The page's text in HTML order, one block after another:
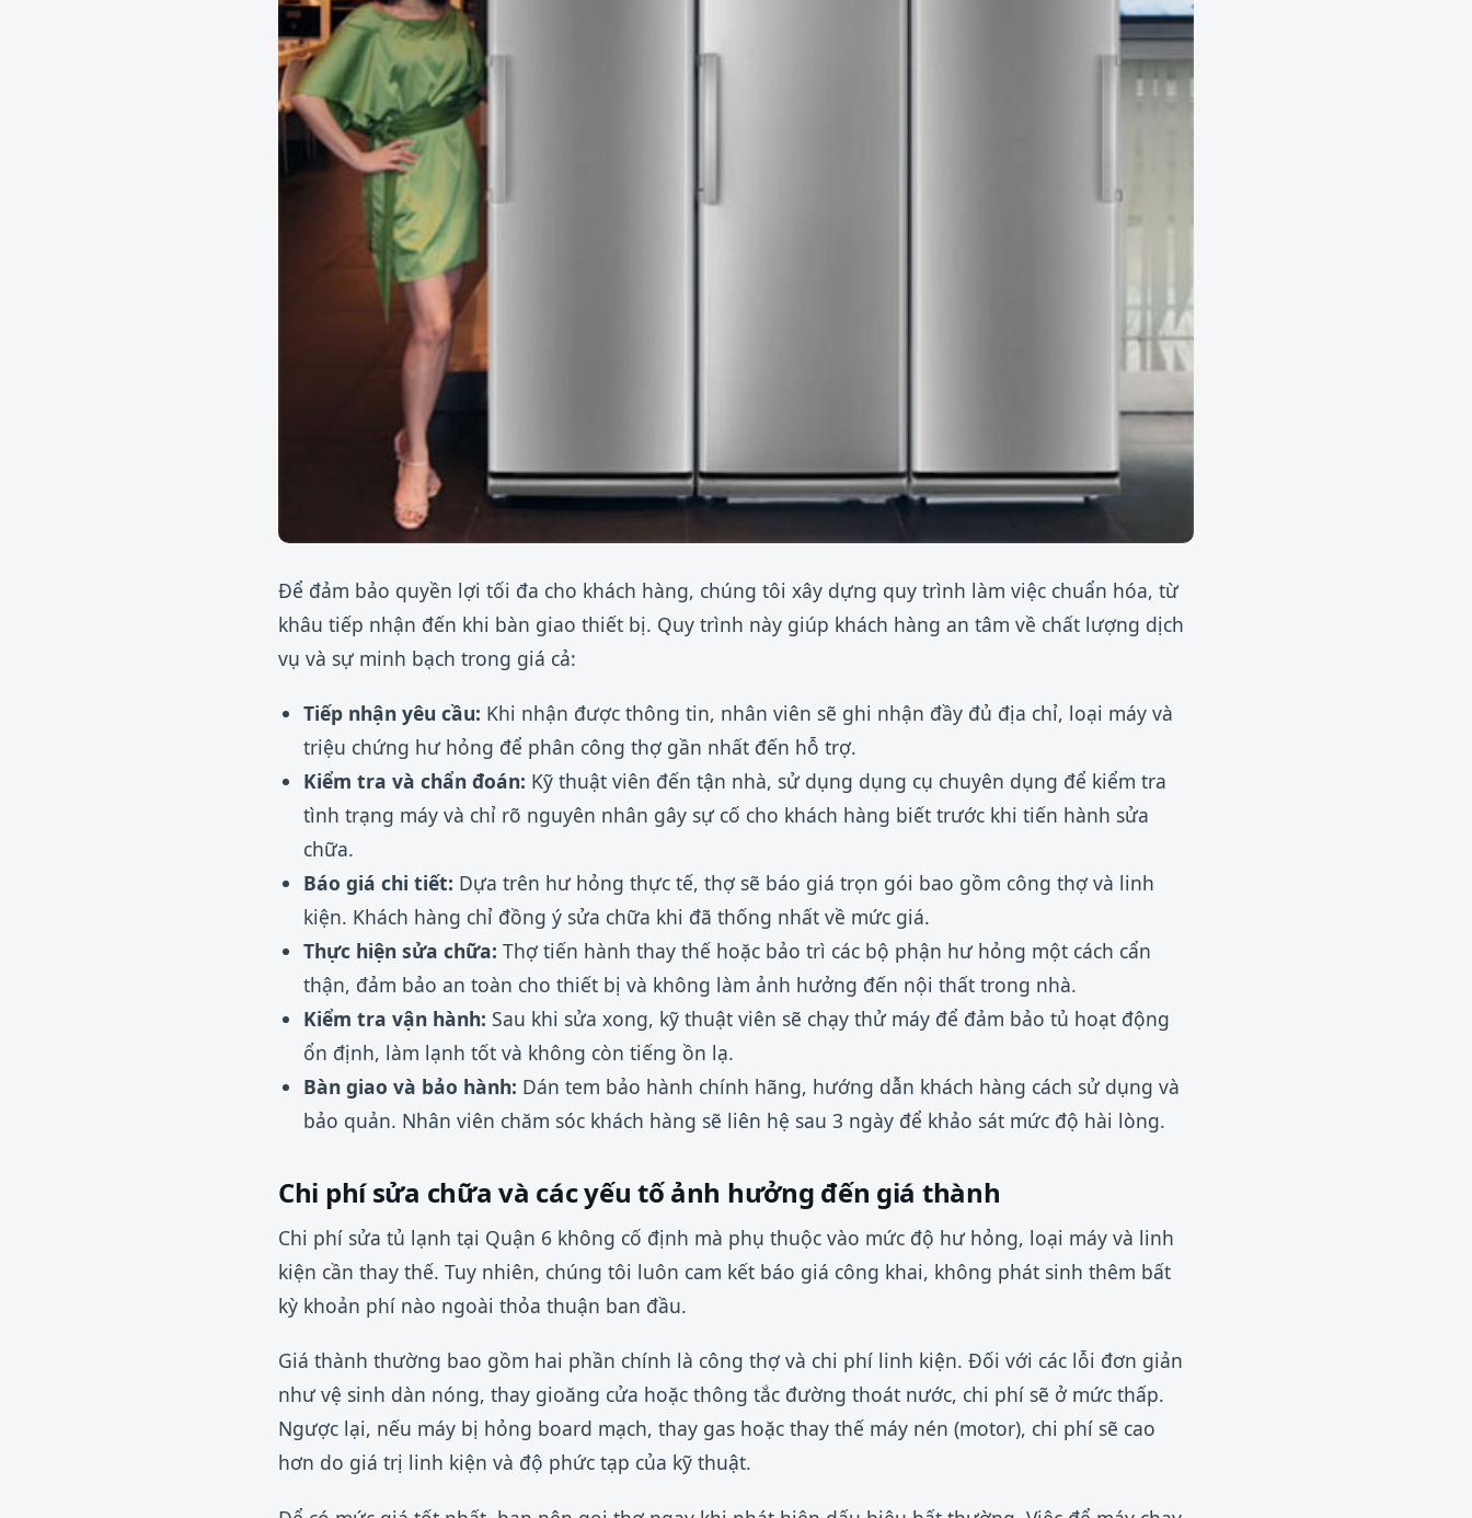
Để đảm bảo quyền lợi tối đa cho khách hàng, chúng tôi xây dựng quy trình làm việc chuẩn hóa, từ
khâu tiếp nhận đến khi bàn giao thiết bị. Quy trình này giúp khách hàng an tâm về chất lượng dịch
vụ và sự minh bạch trong giá cả:
Tiếp nhận yêu cầu: Khi nhận được thông tin, nhân viên sẽ ghi nhận đầy đủ địa chỉ, loại máy và
triệu chứng hư hỏng để phân công thợ gần nhất đến hỗ trợ.
Kiểm tra và chẩn đoán: Kỹ thuật viên đến tận nhà, sử dụng dụng cụ chuyên dụng để kiểm tra
tình trạng máy và chỉ rõ nguyên nhân gây sự cố cho khách hàng biết trước khi tiến hành sửa
chữa.
Báo giá chi tiết: Dựa trên hư hỏng thực tế, thợ sẽ báo giá trọn gói bao gồm công thợ và linh
kiện. Khách hàng chỉ đồng ý sửa chữa khi đã thống nhất về mức giá.
Thực hiện sửa chữa: Thợ tiến hành thay thế hoặc bảo trì các bộ phận hư hỏng một cách cẩn
thận, đảm bảo an toàn cho thiết bị và không làm ảnh hưởng đến nội thất trong nhà.
Kiểm tra vận hành: Sau khi sửa xong, kỹ thuật viên sẽ chạy thử máy để đảm bảo tủ hoạt động
ổn định, làm lạnh tốt và không còn tiếng ồn lạ.
Bàn giao và bảo hành: Dán tem bảo hành chính hãng, hướng dẫn khách hàng cách sử dụng và
bảo quản. Nhân viên chăm sóc khách hàng sẽ liên hệ sau 3 ngày để khảo sát mức độ hài lòng.
Chi phí sửa chữa và các yếu tố ảnh hưởng đến giá thành
Chi phí sửa tủ lạnh tại Quận 6 không cố định mà phụ thuộc vào mức độ hư hỏng, loại máy và linh
kiện cần thay thế. Tuy nhiên, chúng tôi luôn cam kết báo giá công khai, không phát sinh thêm bất
kỳ khoản phí nào ngoài thỏa thuận ban đầu.
Giá thành thường bao gồm hai phần chính là công thợ và chi phí linh kiện. Đối với các lỗi đơn giản
như vệ sinh dàn nóng, thay gioăng cửa hoặc thông tắc đường thoát nước, chi phí sẽ ở mức thấp.
Ngược lại, nếu máy bị hỏng board mạch, thay gas hoặc thay thế máy nén (motor), chi phí sẽ cao
hơn do giá trị linh kiện và độ phức tạp của kỹ thuật.